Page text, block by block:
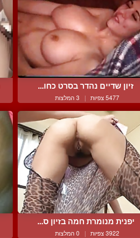
זיון שדיים נהדר בסרט כחו...
5477 צפיות | 3 המלצות
יפנית מנומרת חמה בזיון ס...
3922 צפיות | 0 המלצות